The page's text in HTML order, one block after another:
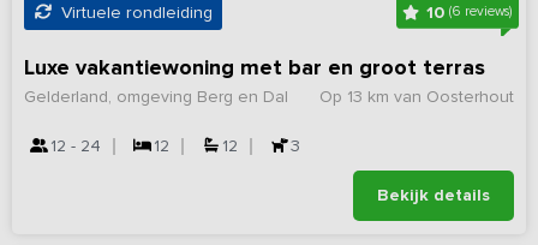
Virtuele rondleiding 10 (6 reviews)
Luxe vakantiewoning met bar en groot terras
Op 13 km van Oosterhout
Gelderland, omgeving Berg en Dal
12 - 24 12 12 3
Bekijk details